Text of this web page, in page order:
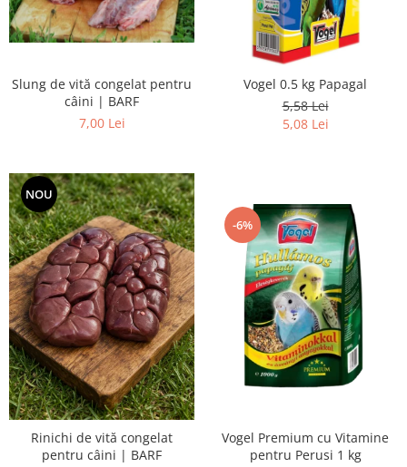
Slung de vită congelat pentru
câini | BARF
7,00 Lei
Vogel 0.5 kg Papagal
5,58 Lei
5,08 Lei
NOU
Rinichi de vită congelat
pentru câini | BARF
-6%
Vogel Premium cu Vitamine
pentru Perusi 1 kg